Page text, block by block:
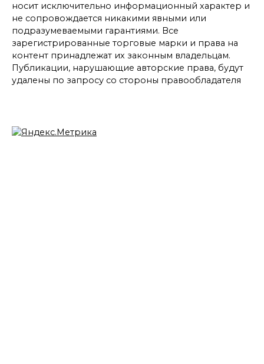
носит исключительно информационный характер и
не сопровождается никакими явными или
подразумеваемыми гарантиями. Все
зарегистрированные торговые марки и права на
контент принадлежат их законным владельцам.
Публикации, нарушающие авторские права, будут
удалены по запросу со стороны правообладателя